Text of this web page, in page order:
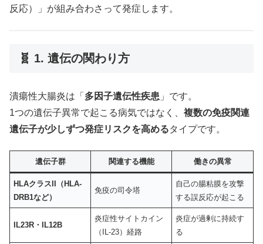
反応）」が組み合わさって発症します。
🧬 1. 遺伝の関わり方
潰瘍性大腸炎は「 多因子遺伝性疾患 」です。
1つの遺伝子異常で起こる病気ではなく、 複数の免疫関連
遺伝子が少しずつ発症リスクを高めるタイプです。
遺伝子群 関連する機能 働きの異常
HLAクラスII（HLA-
DRB1など）
免疫の司令塔
自己の腸粘膜を攻撃
する誤反応が起こる
IL23R・IL12B
炎症性サイトカイン
（IL-23）経路
炎症が過剰に持続す
る